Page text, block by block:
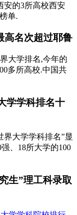
安的3所高校西安
单.
高名次超过耶鲁
大学排名,今年的
多所高校.中国共
学学科排名十
界大学学科排名”显
、18所大学的100
生”理工科录取